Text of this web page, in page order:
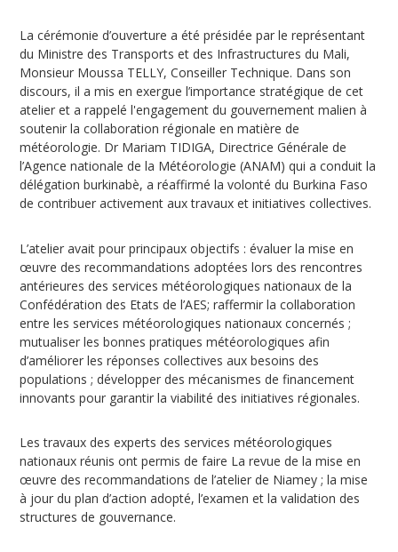
La cérémonie d’ouverture a été présidée par le représentant
du Ministre des Transports et des Infrastructures du Mali,
Monsieur Moussa TELLY, Conseiller Technique. Dans son
discours, il a mis en exergue l’importance stratégique de cet
atelier et a rappelé l'engagement du gouvernement malien à
soutenir la collaboration régionale en matière de
météorologie. Dr Mariam TIDIGA, Directrice Générale de
l’Agence nationale de la Météorologie (ANAM) qui a conduit la
délégation burkinabè, a réaffirmé la volonté du Burkina Faso
de contribuer activement aux travaux et initiatives collectives.
L’atelier avait pour principaux objectifs : évaluer la mise en
œuvre des recommandations adoptées lors des rencontres
antérieures des services météorologiques nationaux de la
Confédération des Etats de l’AES; raffermir la collaboration
entre les services météorologiques nationaux concernés ;
mutualiser les bonnes pratiques météorologiques afin
d’améliorer les réponses collectives aux besoins des
populations ; développer des mécanismes de financement
innovants pour garantir la viabilité des initiatives régionales.
Les travaux des experts des services météorologiques
nationaux réunis ont permis de faire La revue de la mise en
œuvre des recommandations de l’atelier de Niamey ; la mise
à jour du plan d’action adopté, l’examen et la validation des
structures de gouvernance.